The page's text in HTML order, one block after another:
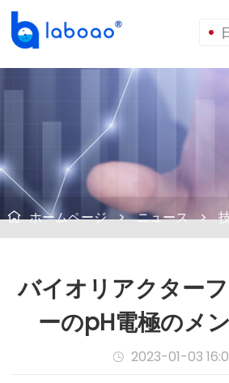
 ホームページ > ニュース >
バイオリアクター
ーのpH電極のメ
 2023-01-03